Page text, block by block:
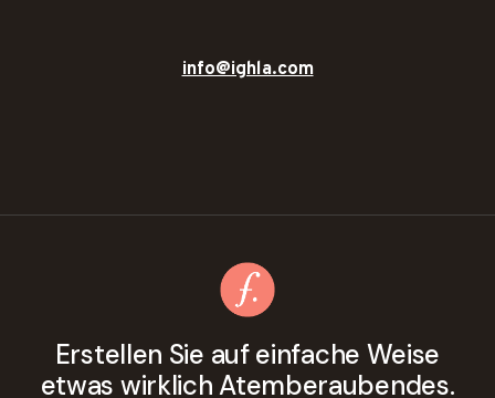
info@ighla.com
Erstellen Sie auf einfache Weise
etwas wirklich Atemberaubendes.